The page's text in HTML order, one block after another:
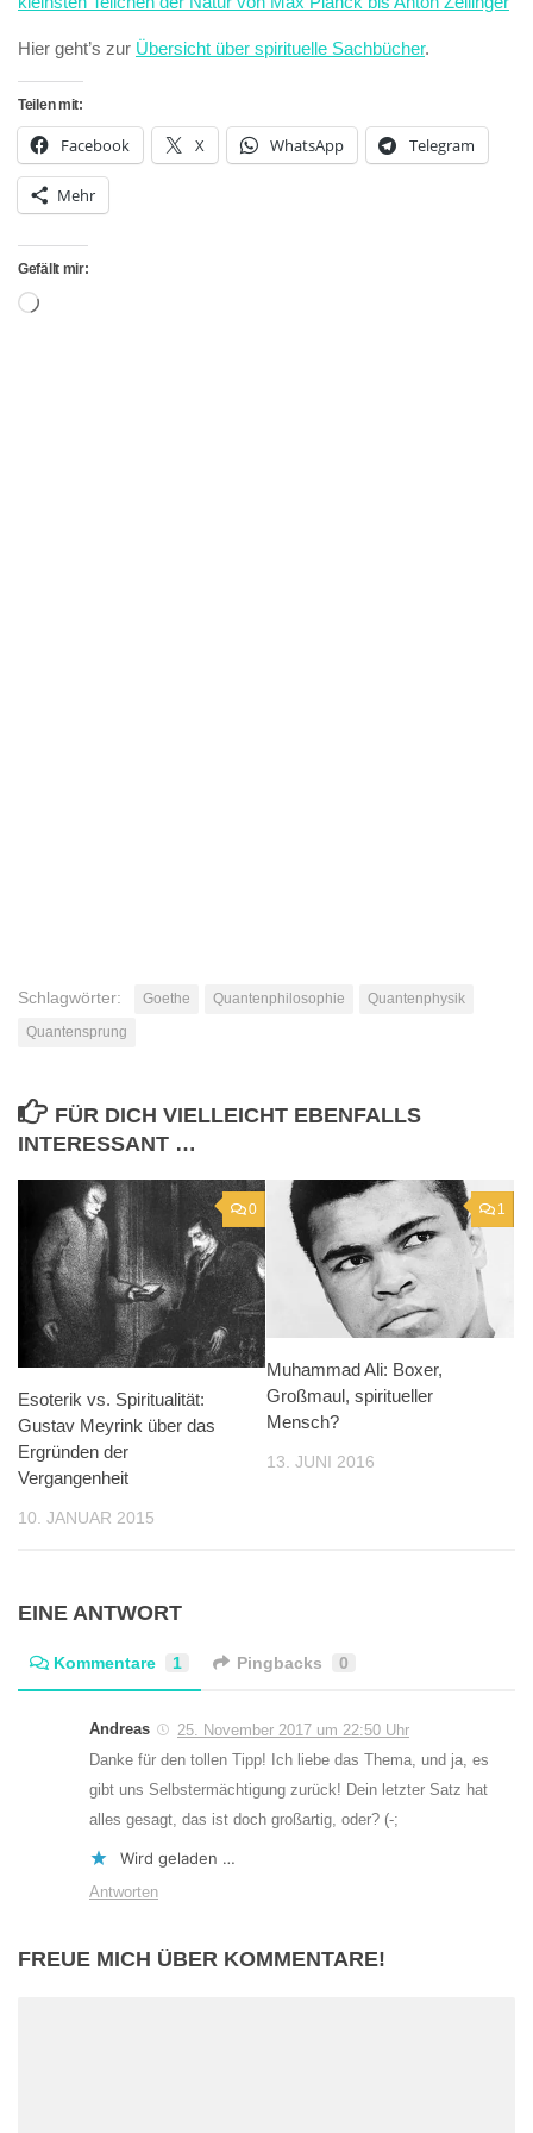
Hier geht’s zur Übersicht über spirituelle Sachbücher.
Teilen mit:
Facebook X WhatsApp Telegram
Mehr
Gefällt mir:
Wird
Schlagwörter: Goethe Quantenphilosophie
Quantenphysik
Quantensprung
FÜR DICH VIELLEICHT EBENFALLS
INTERESSANT …
0
Esoterik vs. Spiritualität:
Gustav Meyrink über das
Ergründen der
Vergangenheit
10. JANUAR 2015
1
Muhammad Ali: Boxer,
Großmaul, spiritueller
Mensch?
13. JUNI 2016
EINE ANTWORT
Kommentare 1 Pingbacks 0
Andreas
25. November 2017 um 22:50 Uhr
Danke für den tollen Tipp! Ich liebe das Thema, und ja, es
gibt uns Selbstermächtigung zurück! Dein letzter Satz hat
alles gesagt, das ist doch großartig, oder? (-;
Wird geladen …
Antworten
FREUE MICH ÜBER KOMMENTARE!